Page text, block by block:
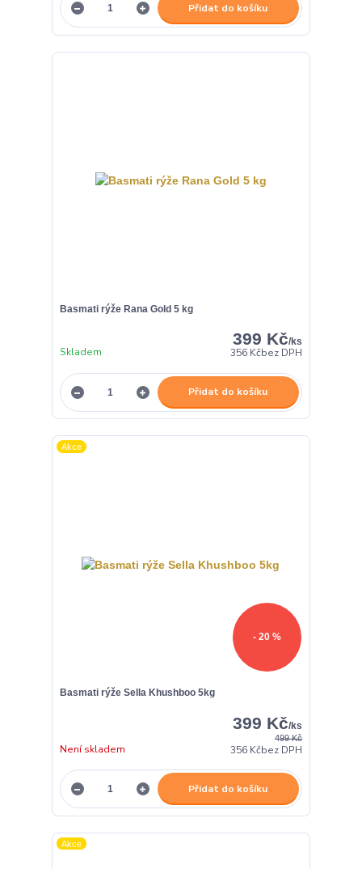
Přidat do košíku
Basmati rýže Rana Gold 5 kg
399 Kč/ks
356 Kčbez DPH
Skladem
Přidat do košíku
Akce
- 20 %
Basmati rýže Sella Khushboo 5kg
499 Kč
399 Kč/ks
356 Kčbez DPH
Není skladem
Přidat do košíku
Akce